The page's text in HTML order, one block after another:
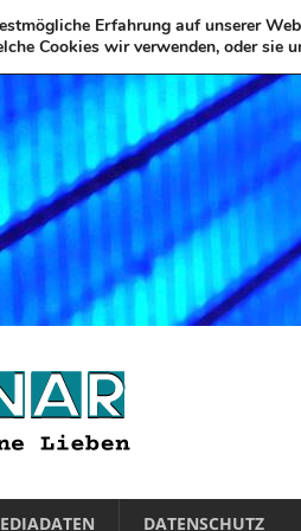
DATENSCHUTZ
Erfahrung auf unserer
Cookies wir verwenden, oder sie